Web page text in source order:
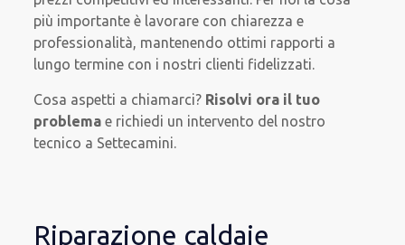
più importante è lavorare con chiarezza e
professionalità, mantenendo ottimi rapporti a
lungo termine con i nostri clienti fidelizzati.
Cosa aspetti a chiamarci? Risolvi ora il tuo
problema e richiedi un intervento del nostro
tecnico a Settecamini.
Riparazione caldaie